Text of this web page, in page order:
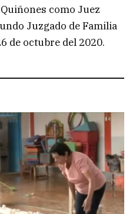
como Juez
Juzgado de Familia
de octubre del 2020.